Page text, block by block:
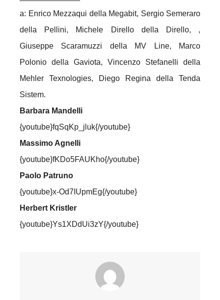
a: Enrico Mezzaqui della Megabit, Sergio Semeraro
della Pellini, Michele Dirello della Dirello, ,
Giuseppe Scaramuzzi della MV Line, Marco
Polonio della Gaviota, Vincenzo Stefanelli della
Mehler Texnologies, Diego Regina della Tenda
Sistem.
Barbara Mandelli
{youtube}fqSqKp_jluk{/youtube}
Massimo Agnelli
{youtube}fKDo5FAUKho{/youtube}
Paolo Patruno
{youtube}x-Od7IUpmEg{/youtube}
Herbert Kristler
{youtube}Ys1XDdUi3zY{/youtube}